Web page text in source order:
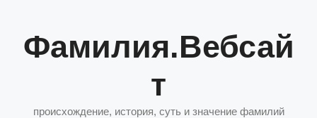
содержимому
Фамилия.Вебсай
т
происхождение, история, суть и значение фамилий